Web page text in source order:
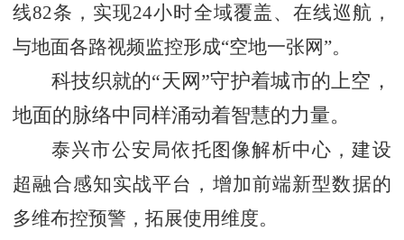
线82条，实现24小时全域覆盖、在线巡航，
与地面各路视频监控形成“空地一张网”。
科技织就的“天网”守护着城市的上空，
地面的脉络中同样涌动着智慧的力量。
泰兴市公安局依托图像解析中心，建设
超融合感知实战平台，增加前端新型数据的
多维布控预警，拓展使用维度。